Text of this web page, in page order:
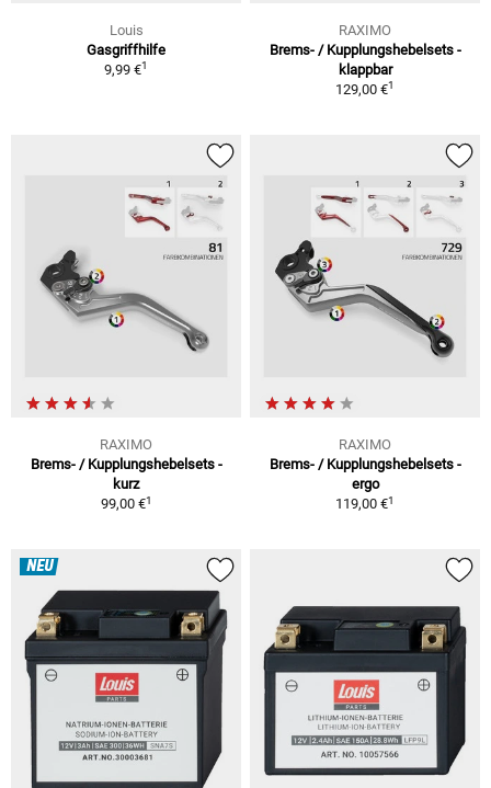
Louis
Gasgriffhilfe
9,99 €1
RAXIMO
Brems- / Kupplungshebelsets -
klappbar
129,00 €1
RAXIMO
Brems- / Kupplungshebelsets -
kurz
99,00 €1
RAXIMO
Brems- / Kupplungshebelsets -
ergo
119,00 €1
NEU